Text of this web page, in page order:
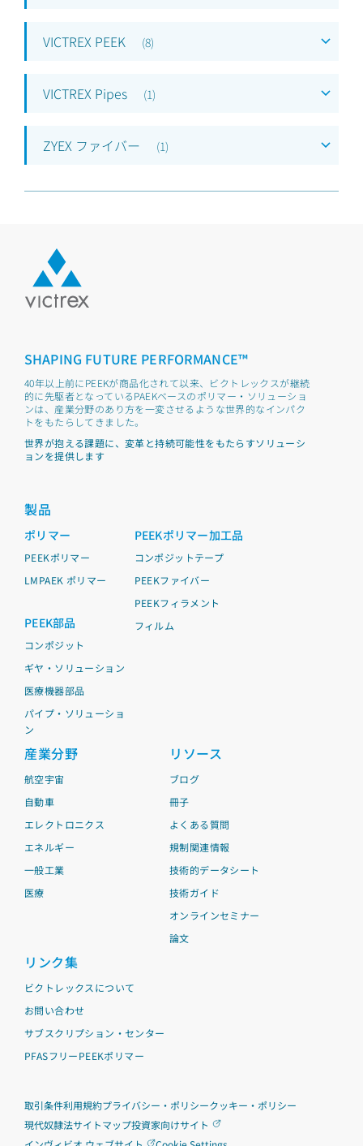
VICTREX PEEK (8)
VICTREX Pipes (1)
ZYEX ファイバー (1)
SHAPING FUTURE PERFORMANCE™
40年以上前にPEEKが商品化されて以来、ビクトレックスが継続
的に先駆者となっているPAEKベースのポリマー・ソリューショ
ンは、産業分野のあり方を一変させるような世界的なインパク
トをもたらしてきました。
世界が抱える課題に、変革と持続可能性をもたらすソリューシ
ョンを提供します
製品
ポリマー
PEEKポリマー
LMPAEK ポリマー
PEEK部品
コンポジット
ギヤ・ソリューション
医療機器部品
パイプ・ソリューショ
ン
PEEKポリマー加工品
コンポジットテープ
PEEKファイバー
PEEKフィラメント
フィルム
産業分野
航空宇宙
自動車
エレクトロニクス
エネルギー
一般工業
医療
リソース
ブログ
冊子
よくある質問
規制関連情報
技術的データシート
技術ガイド
オンラインセミナー
論文
リンク集
ビクトレックスについて
お問い合わせ
サブスクリプション・センター
PFASフリーPEEKポリマー
取引条件利用規約プライバシー・ポリシークッキー・ポリシー
現代奴隷法サイトマップ投資家向けサイト